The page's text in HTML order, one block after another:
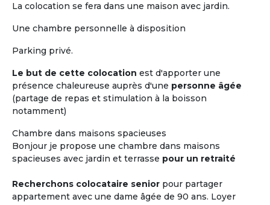
La colocation se fera dans une maison avec jardin.
Une chambre personnelle à disposition
Parking privé.
Le but de cette colocation est d'apporter une
présence chaleureuse auprès d'une personne âgée
(partage de repas et stimulation à la boisson
notamment)
Chambre dans maisons spacieuses
Bonjour je propose une chambre dans maisons
spacieuses avec jardin et terrasse pour un retraité
Recherchons colocataire senior pour partager
appartement avec une dame âgée de 90 ans. Loyer